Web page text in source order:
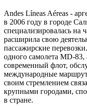
Andes Líneas Aéreas -
в 2006 году в городе
специализировалась на
расширила свою
пассажирские
одного самолета MD-83,
современный флот,
международные
своим стремлением
крупными городами,
в стране.